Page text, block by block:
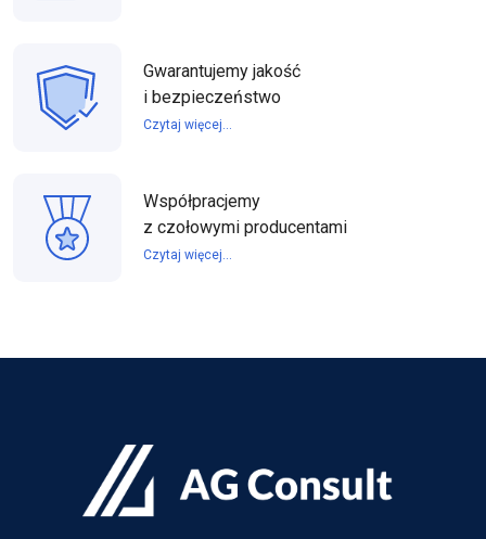
Gwarantujemy jakość
i bezpieczeństwo
Czytaj więcej...
Współpracjemy
z czołowymi producentami
Czytaj więcej...